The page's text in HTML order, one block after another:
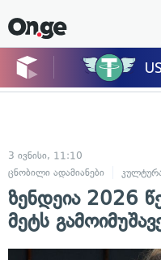
3 ივნისი, 11:10
ცნობილი ადამიანები
ზენდეია 2026
მეტს